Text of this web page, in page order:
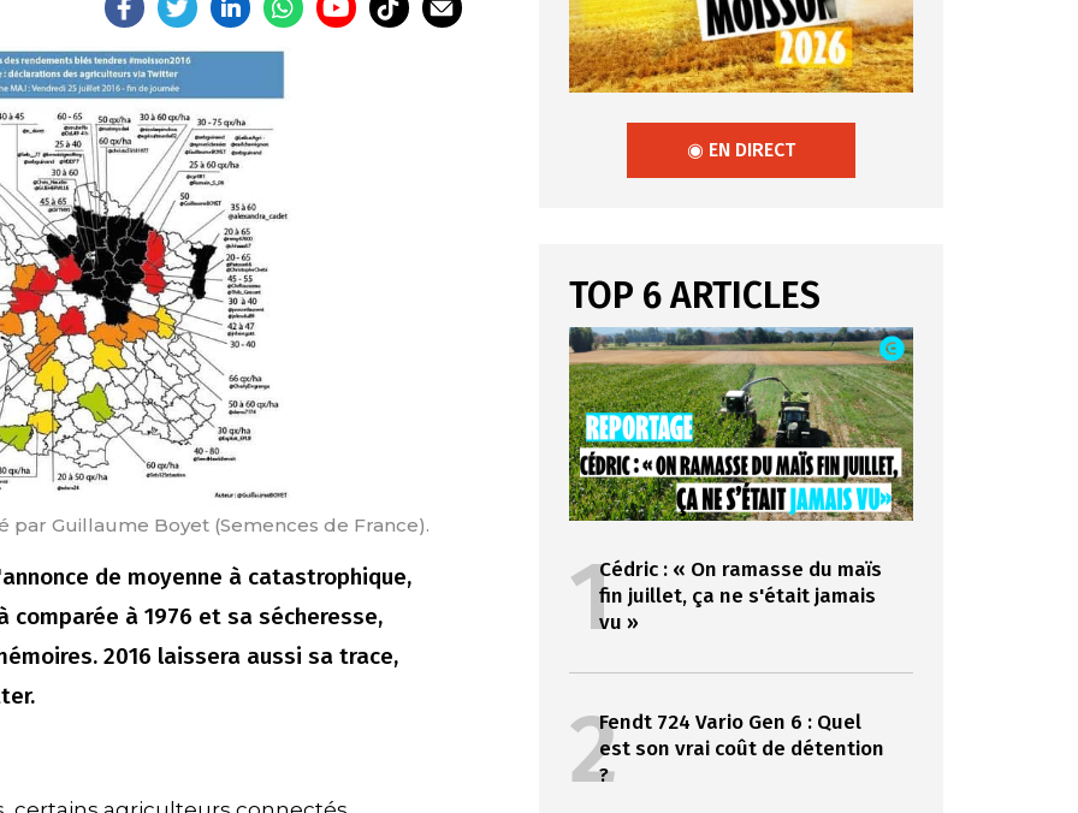
Guillaume Boyet (Semences de France).
de moyenne à catastrophique,
comparée à 1976 et sa sécheresse,
2016 laissera aussi sa trace,
◉ EN DIRECT
TOP 6 ARTICLES
1Cédric : « On ramasse du maïs
fin juillet, ça ne s'était jamais
vu »
2Fendt 724 Vario Gen 6 : Quel
est son vrai coût de détention
?